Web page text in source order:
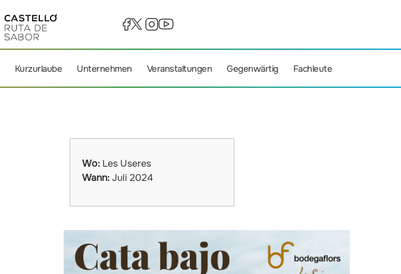
Kurzurlaube Unternehmen Veranstaltungen Gegenwärtig Fachleute
Wo: Les Useres
Wann:Juli 2024